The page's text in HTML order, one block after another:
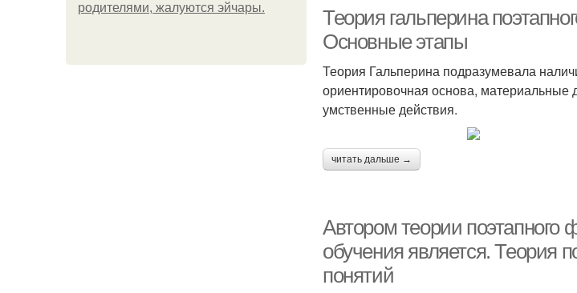
родителями, жалуются эйчары.
Теория гальперина
Основные этапы
Теория Гальперина подразумевала
ориентировочная основа,
умственные действия.
читать дальше →
Автором теории
обучения является. Теория
понятий